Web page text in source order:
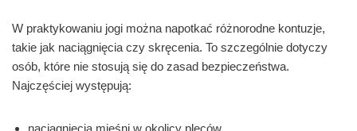
W praktykowaniu jogi można napotkać różnorodne kontuzje,
takie jak naciągnięcia czy skręcenia. To szczególnie dotyczy
osób, które nie stosują się do zasad bezpieczeństwa.
Najczęściej występują: